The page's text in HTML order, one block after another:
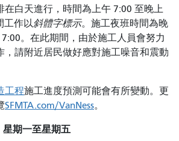
在白天進行，時間為上午 7:00 至晚上
工作以斜體字標示。施工夜班時間為晚
。在此期間，由於施工人員會努力
，請附近居民做好應對施工噪音和震動
工程施工進度預測可能會有所變動。更
SFMTA.com/VanNess。
期一至星期五